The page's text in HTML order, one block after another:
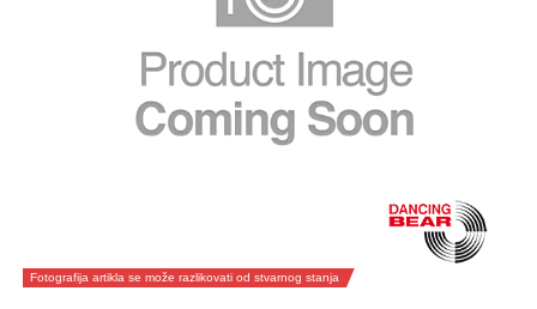
Fotografija artikla se može razlikovati od stvarnog stanja